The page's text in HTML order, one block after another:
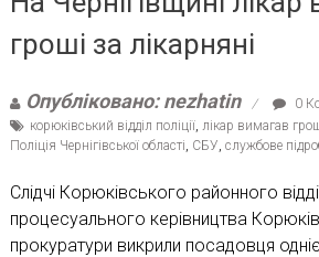
гроші за лікарняні
Опубліковано: nezhatin
0
корюківський відділ поліції, лікар вимагав
Поліція Чернігівської області, СБУ, службове
Слідчі Корюківського районного
процесуального керівництва
прокуратури викрили посадовця